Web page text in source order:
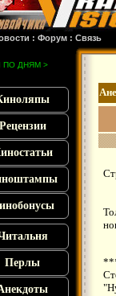
: Форум : Связь
ПО ДНЯМ >
Рецензии
Перлы